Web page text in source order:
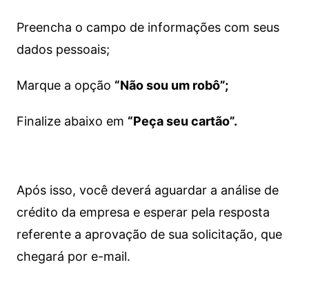
Preencha o campo de informações com seus
dados pessoais;
Marque a opção “Não sou um robô”;
Finalize abaixo em “Peça seu cartão”.
Após isso, você deverá aguardar a análise de
crédito da empresa e esperar pela resposta
referente a aprovação de sua solicitação, que
chegará por e-mail.